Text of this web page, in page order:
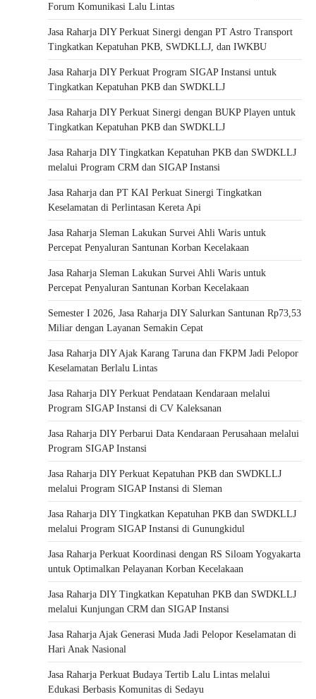
Forum Komunikasi Lalu Lintas
Jasa Raharja DIY Perkuat Sinergi dengan PT Astro Transport
Tingkatkan Kepatuhan PKB, SWDKLLJ, dan IWKBU
Jasa Raharja DIY Perkuat Program SIGAP Instansi untuk
Tingkatkan Kepatuhan PKB dan SWDKLLJ
Jasa Raharja DIY Perkuat Sinergi dengan BUKP Playen untuk
Tingkatkan Kepatuhan PKB dan SWDKLLJ
Jasa Raharja DIY Tingkatkan Kepatuhan PKB dan SWDKLLJ
melalui Program CRM dan SIGAP Instansi
Jasa Raharja dan PT KAI Perkuat Sinergi Tingkatkan
Keselamatan di Perlintasan Kereta Api
Jasa Raharja Sleman Lakukan Survei Ahli Waris untuk
Percepat Penyaluran Santunan Korban Kecelakaan
Jasa Raharja Sleman Lakukan Survei Ahli Waris untuk
Percepat Penyaluran Santunan Korban Kecelakaan
Semester I 2026, Jasa Raharja DIY Salurkan Santunan Rp73,53
Miliar dengan Layanan Semakin Cepat
Jasa Raharja DIY Ajak Karang Taruna dan FKPM Jadi Pelopor
Keselamatan Berlalu Lintas
Jasa Raharja DIY Perkuat Pendataan Kendaraan melalui
Program SIGAP Instansi di CV Kaleksanan
Jasa Raharja DIY Perbarui Data Kendaraan Perusahaan melalui
Program SIGAP Instansi
Jasa Raharja DIY Perkuat Kepatuhan PKB dan SWDKLLJ
melalui Program SIGAP Instansi di Sleman
Jasa Raharja DIY Tingkatkan Kepatuhan PKB dan SWDKLLJ
melalui Program SIGAP Instansi di Gunungkidul
Jasa Raharja Perkuat Koordinasi dengan RS Siloam Yogyakarta
untuk Optimalkan Pelayanan Korban Kecelakaan
Jasa Raharja DIY Tingkatkan Kepatuhan PKB dan SWDKLLJ
melalui Kunjungan CRM dan SIGAP Instansi
Jasa Raharja Ajak Generasi Muda Jadi Pelopor Keselamatan di
Hari Anak Nasional
Jasa Raharja Perkuat Budaya Tertib Lalu Lintas melalui
Edukasi Berbasis Komunitas di Sedayu